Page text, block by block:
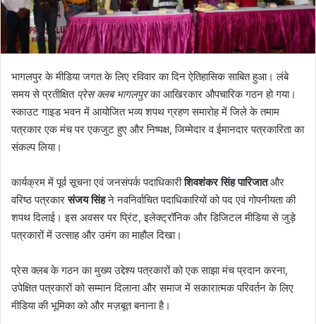
भागलपुर के मीडिया जगत के लिए रविवार का दिन ऐतिहासिक साबित हुआ। लंबे
समय से प्रतीक्षित प्रेस क्लब भागलपुरका आखिरकार औपचारिक गठन हो गया।
स्काउट गाइड भवन में आयोजित भव्य शपथ ग्रहण समारोह में जिले के तमाम
पत्रकार एक मंच पर एकजुट हुए और निष्पक्ष, जिम्मेदार व ईमानदार पत्रकारिता का
संकल्प लिया।
कार्यक्रम में पूर्व सूचना एवं जनसंपर्क पदाधिकारीशिवशंकर सिंह पारिजातऔर
वरिष्ठ पत्रकारसंजय सिंहने नवनिर्वाचित पदाधिकारियों को पद एवं गोपनीयता की
शपथ दिलाई। इस अवसर पर प्रिंट, इलेक्ट्रॉनिक और डिजिटल मीडिया से जुड़े
पत्रकारों में उत्साह और उमंग का माहौल दिखा।
प्रेस क्लब के गठन का मुख्य उद्देश्य पत्रकारों को एक साझा मंच प्रदान करना,
उपेक्षित पत्रकारों को सम्मान दिलाना और समाज में सकारात्मक परिवर्तन के लिए
मीडिया की भूमिका को और मज़बूत बनाना है।